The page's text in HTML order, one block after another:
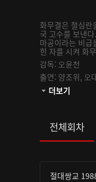
화무결은 철심란
국 고수를 보낸
마공이라는 비급
힌 자를 시켜 화
감독: 오윤천
출연: 양조위, 오
관람등급:
더보기
전체회차
절대쌍교